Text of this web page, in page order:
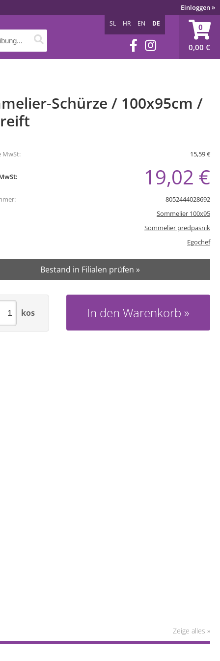
Einloggen»
0
0,00 €
SL HR EN DE
Schürze / 100x95cm /
MwSt: 15,59 €
19,02 €
8052444028692
Sommelier 100x95
Sommelier predpasnik
Egochef
Bestand in Filialen prüfen »
In den Warenkorb
kos
Zeige alles »